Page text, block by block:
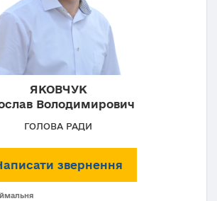
ЯКОВЧУК
Володимирович
ГОЛОВА РАДИ
звернення